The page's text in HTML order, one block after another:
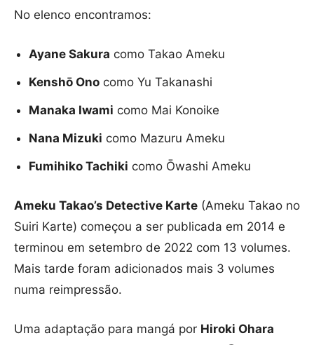
No elenco encontramos:
Ayane Sakura como Takao Ameku
Kenshō Ono como Yu Takanashi
Manaka Iwami como Mai Konoike
Nana Mizuki como Mazuru Ameku
Fumihiko Tachiki como Ōwashi Ameku
Ameku Takao’s Detective Karte (Ameku Takao no
Suiri Karte) começou a ser publicada em 2014 e
terminou em setembro de 2022 com 13 volumes.
Mais tarde foram adicionados mais 3 volumes
numa reimpressão.
Uma adaptação para mangá por Hiroki Ohara